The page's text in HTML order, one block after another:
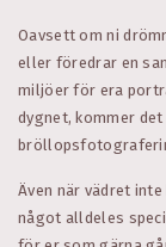
Oavsett om ni
eller föredrar en
miljöer för era
dygnet, kommer
Även när vädret
något alldeles